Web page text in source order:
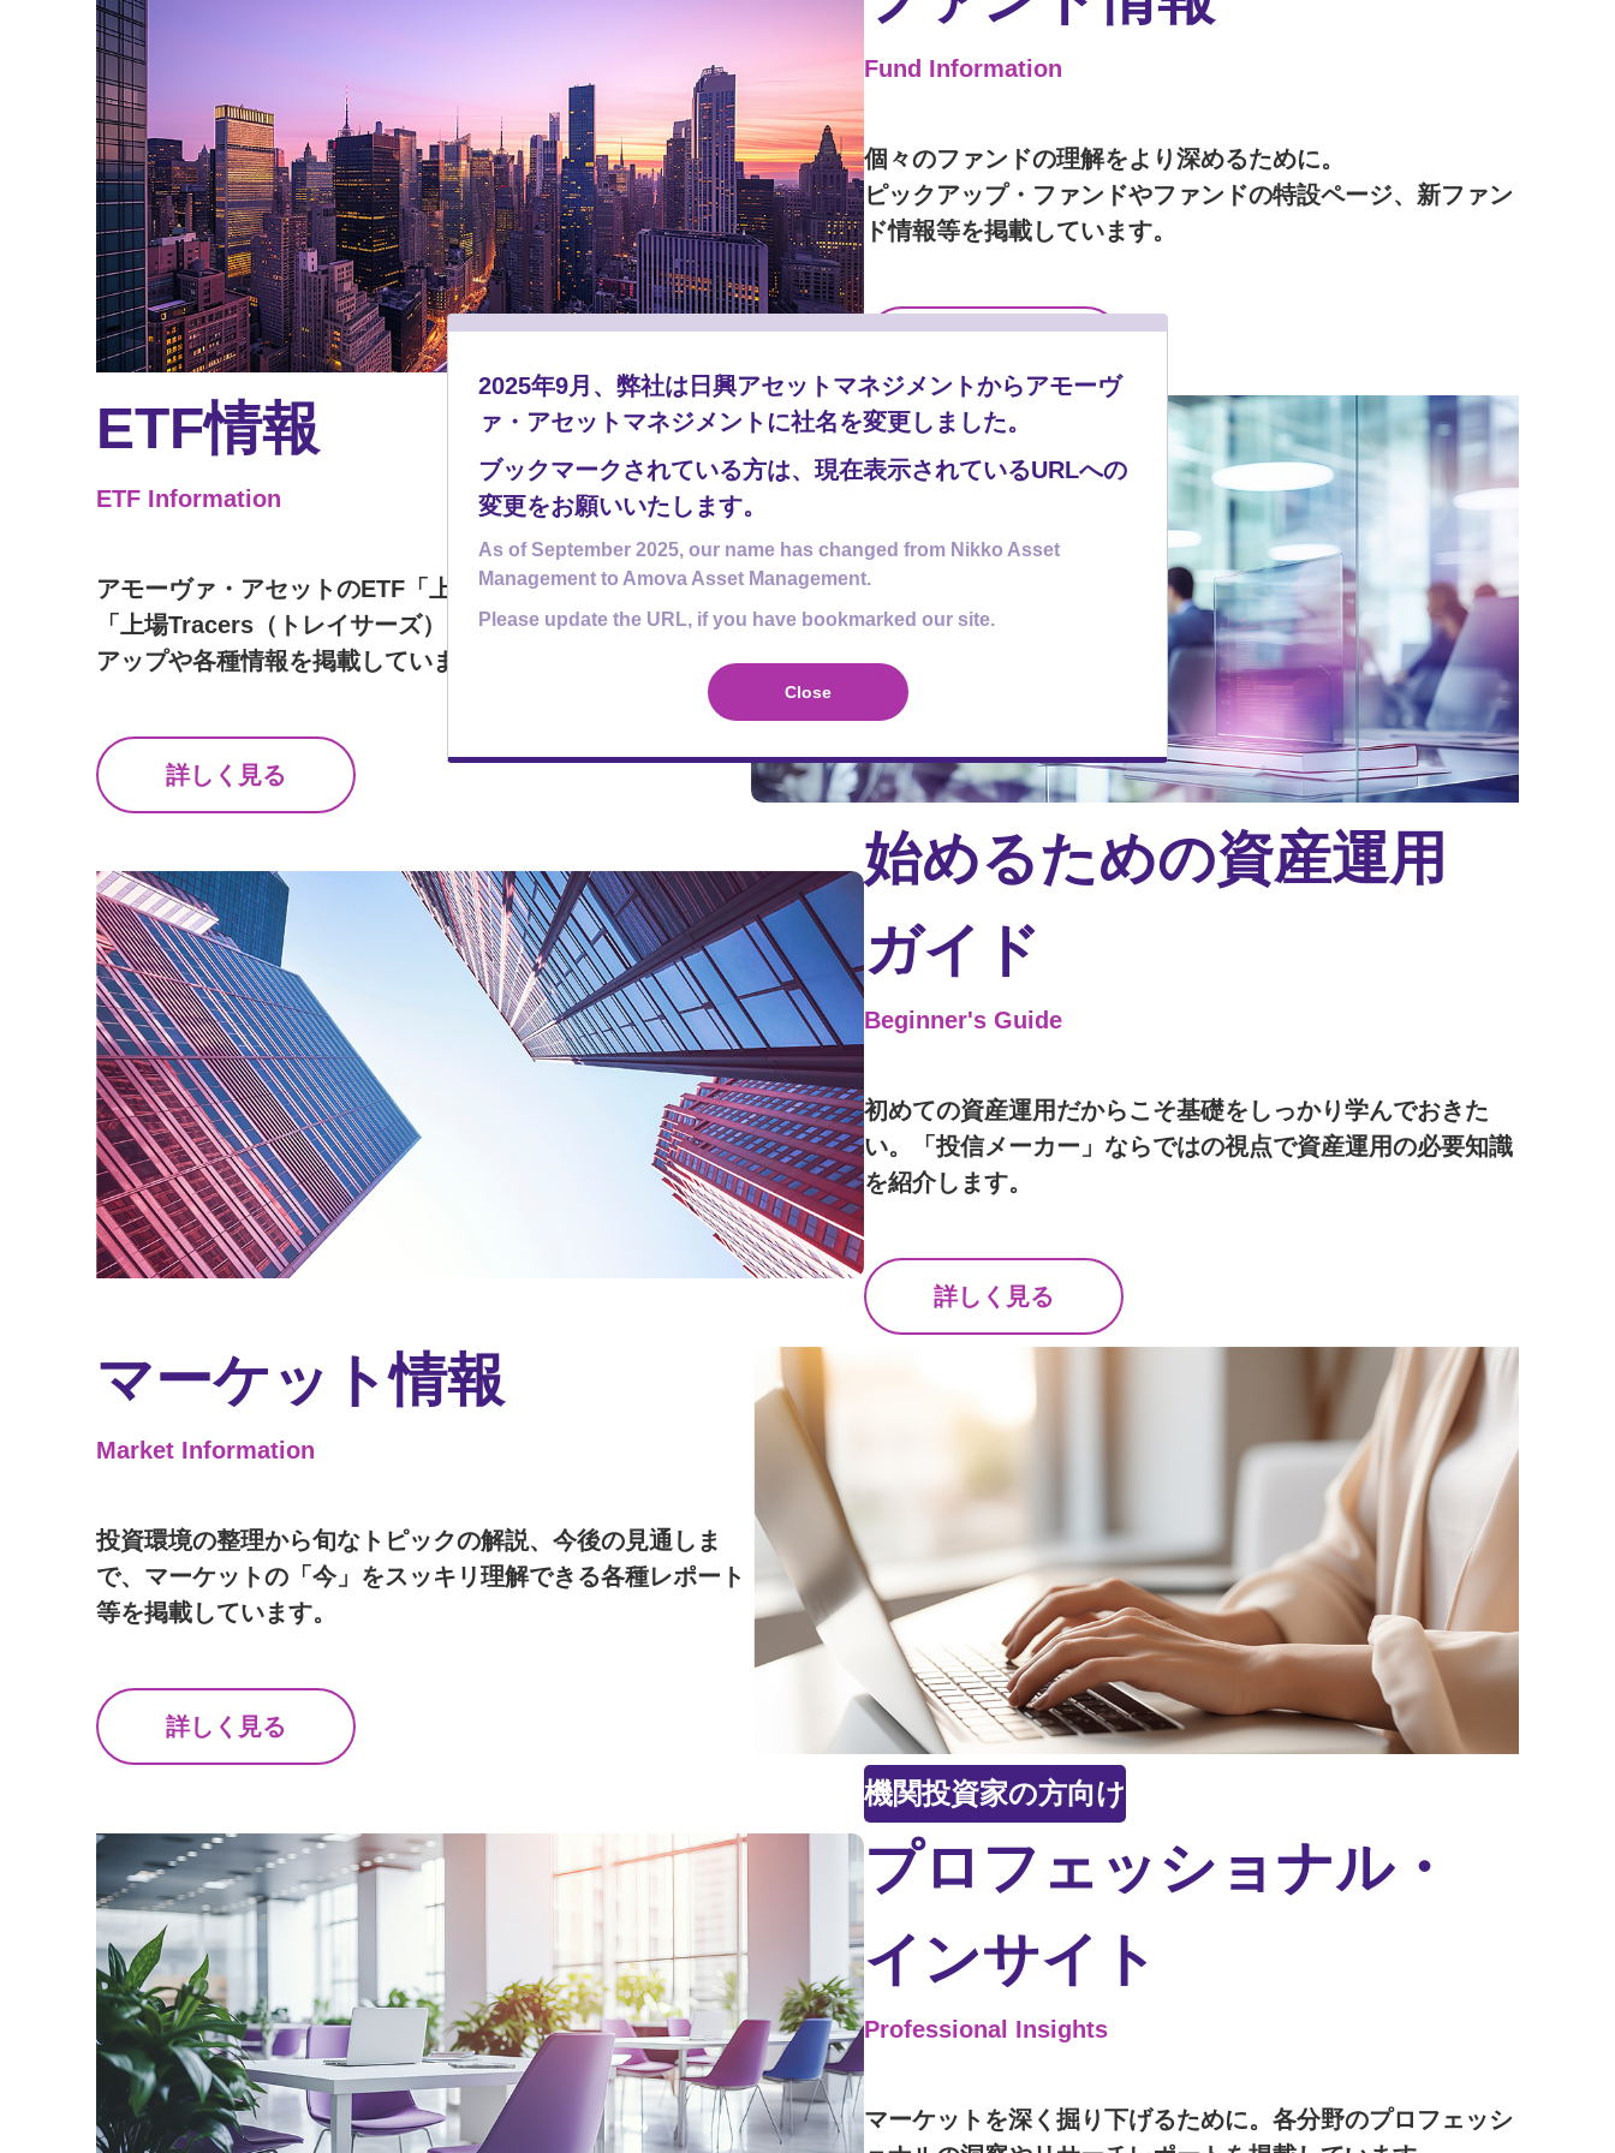
Fund Information
個々のファンドの理解をより深めるために。
ピックアップ・ファンドやファンドの特設ページ、新ファン
ド情報等を掲載しています。
ETF情報
ETF Information
アモーヴァ・アセットのETF「上場インデックスファンド」
「上場Tracers（トレイサーズ）」各シリーズのETFライン
アップや各種情報を掲載しています。
詳しく見る
始めるための資産運用
ガイド
Beginner's Guide
初めての資産運用だからこそ基礎をしっかり学んでおきた
い。「投信メーカー」ならではの視点で資産運用の必要知識
を紹介します。
詳しく見る
マーケット情報
Market Information
投資環境の整理から旬なトピックの解説、今後の見通しま
で、マーケットの「今」をスッキリ理解できる各種レポート
等を掲載しています。
詳しく見る
プロフェッショナル・
インサイト
Professional Insights
機関投資家の方向け
マーケットを深く掘り下げるために。各分野のプロフェッシ
2025年9月、弊社は日興アセットマネジメントからアモーヴ
ァ・アセットマネジメントに社名を変更しました。
ブックマークされている方は、現在表示されているURLへの
変更をお願いいたします。
As of September 2025, our name has changed from Nikko Asset
Management to Amova Asset Management.
Please update the URL, if you have bookmarked our site.
Close